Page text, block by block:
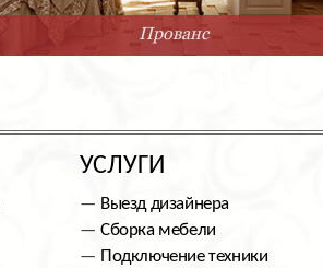
Прованс
УСЛУГИ
Выезд дизайнера
Сборка мебели
Подключение техники